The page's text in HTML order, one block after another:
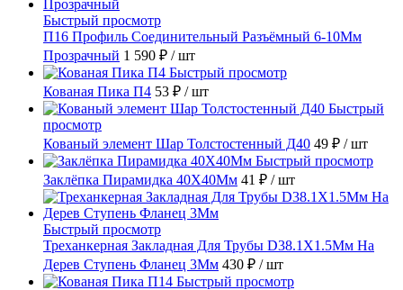
Быстрый просмотр
П16 Профиль Соединительный Разъёмный 6-10Мм
Прозрачный 1 590 ₽ / шт
Быстрый просмотр
Кованая Пика П4 53 ₽ / шт
Быстрый
просмотр
Кованый элемент Шар Толстостенный Д40 49 ₽ / шт
Быстрый просмотр
Заклёпка Пирамидка 40X40Мм 41 ₽ / шт
Быстрый просмотр
Треханкерная Закладная Для Трубы D38.1Х1.5Мм На
Дерев Ступень Фланец 3Мм 430 ₽ / шт
Быстрый просмотр